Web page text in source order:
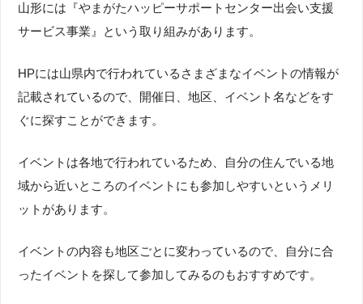
山形には『やまがたハッピーサポートセンター出会い支援
サービス事業』という取り組みがあります。
HPには山県内で行われているさまざまなイベントの情報が
記載されているので、開催日、地区、イベント名などをす
ぐに探すことができます。
イベントは各地で行われているため、自分の住んでいる地
域から近いところのイベントにも参加しやすいというメリ
ットがあります。
イベントの内容も地区ごとに変わっているので、自分に合
ったイベントを探して参加してみるのもおすすめです。